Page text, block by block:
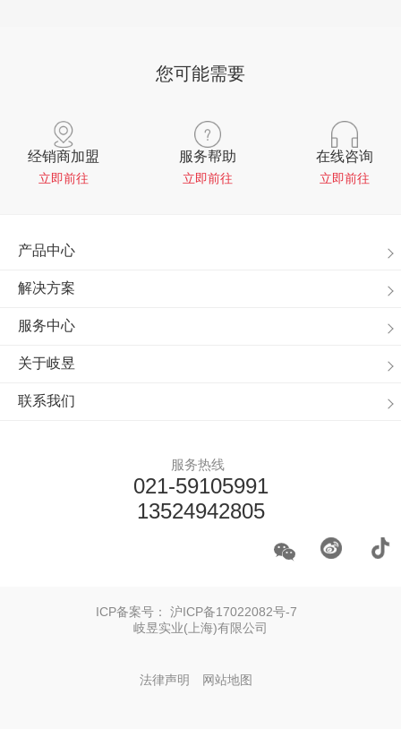
您可能需要
经销商加盟
立即前往
服务帮助
立即前往
在线咨询
立即前往
产品中心
解决方案
服务中心
关于岐昱
联系我们
服务热线
021-59105991
13524942805
ICP备案号： 沪ICP备17022082号-7
岐昱实业(上海)有限公司
法律声明 网站地图